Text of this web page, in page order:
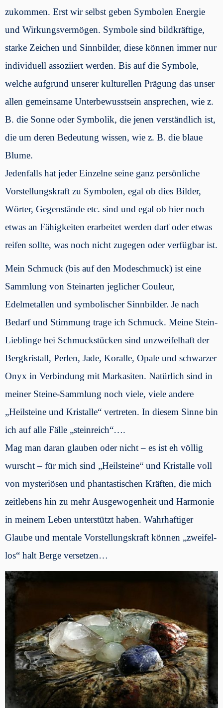
zukommen. Erst wir selbst geben Symbolen Energie
und Wirkungsvermögen. Symbole sind bildkräftige,
starke Zeichen und Sinnbilder, diese können immer nur
individuell assoziiert werden. Bis auf die Symbole,
welche aufgrund unserer kulturellen Prägung das unser
allen gemeinsame Unterbewusstsein ansprechen, wie z.
B. die Sonne oder Symbolik, die jenen verständlich ist,
die um deren Bedeutung wissen, wie z. B. die blaue
Blume.
Jedenfalls hat jeder Einzelne seine ganz persönliche
Vorstellungskraft zu Symbolen, egal ob dies Bilder,
Wörter, Gegenstände etc. sind und egal ob hier noch
etwas an Fähigkeiten erarbeitet werden darf oder etwas
reifen sollte, was noch nicht zugegen oder verfügbar ist.
Mein Schmuck (bis auf den Modeschmuck) ist eine
Sammlung von Steinarten jeglicher Couleur,
Edelmetallen und symbolischer Sinnbilder. Je nach
Bedarf und Stimmung trage ich Schmuck. Meine Stein-
Lieblinge bei Schmuckstücken sind unzweifelhaft der
Bergkristall, Perlen, Jade, Koralle, Opale und schwarzer
Onyx in Verbindung mit Markasiten. Natürlich sind in
meiner Steine-Sammlung noch viele, viele andere
„Heilsteine und Kristalle“ vertreten. In diesem Sinne bin
ich auf alle Fälle „steinreich“….
Mag man daran glauben oder nicht – es ist eh völlig
wurscht – für mich sind „Heilsteine“ und Kristalle voll
von mysteriösen und phantastischen Kräften, die mich
zeitlebens hin zu mehr Ausgewogenheit und Harmonie
in meinem Leben unterstützt haben. Wahrhaftiger
Glaube und mentale Vorstellungskraft können „zweifel-
los“ halt Berge versetzen…